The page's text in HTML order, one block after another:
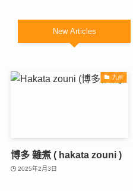
New Articles
九州
博多 雜煮 ( hakata zouni )
2025年2月3日